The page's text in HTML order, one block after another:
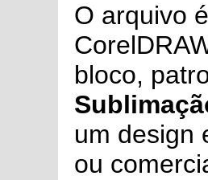
O arquivo
bloco,
um design
ou